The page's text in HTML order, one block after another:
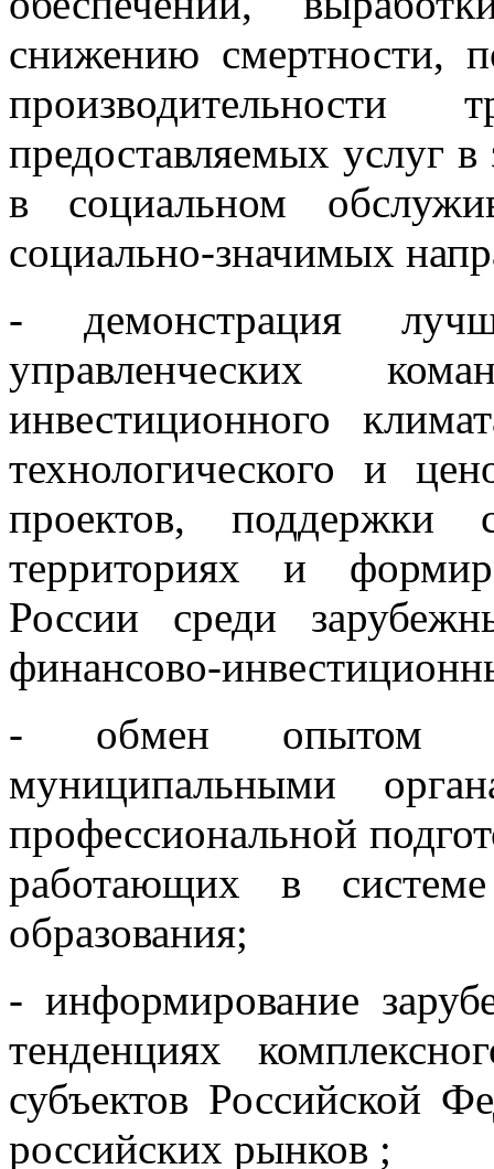
снижению смертности,
предоставляемых услуг
в социальном
социально-значимых
- демонстрация
управленческих
инвестиционного
технологического и
проектов, поддержки
территориях и
России среди
финансово-
- обмен опытом
муниципальными
профессиональной
работающих в
образования;
- информирование
тенденциях
субъектов Российской
российских рынков ;